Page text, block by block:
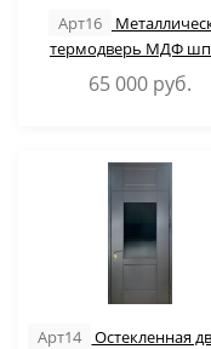
Арт16
термодверь МДФ
65 000 руб.
Арт14
Остекленная